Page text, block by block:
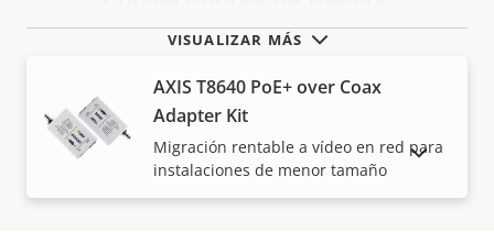
VISUALIZAR MÁS
AXIS T8640 PoE+ over Coax
Adapter Kit
Migración rentable a vídeo en red para
instalaciones de menor tamaño
MOSTRAR PRODUCTOS DESCATALOGADOS